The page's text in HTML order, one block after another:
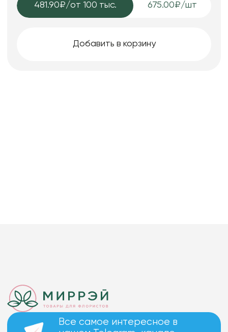
481.90₽/от 100 тыс. 675.00₽/шт
Добавить в корзину
Все самое интересное в